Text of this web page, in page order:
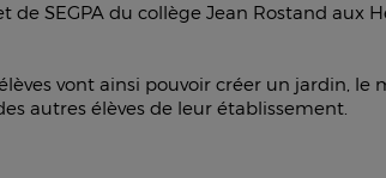
de SEGPA du collège Jean Rostand aux
vont ainsi pouvoir créer un jardin,
autres élèves de leur établissement.